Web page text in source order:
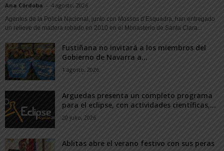
Ana Córdoba - 4 agosto, 2026
Agentes de la Policía Nacional, junto con Mossos d’Esquadra, han entregado
un relieve de madera robado en 2010 en el Monasterio de Santa Clara...
Fustiñana no invitará a los miembros del
Gobierno de Navarra a...
1 agosto, 2026
Arguedas presenta un completo programa
para el eclipse, con actividades científicas,...
20 julio, 2026
Ablitas abre el verano festivo con sus peras